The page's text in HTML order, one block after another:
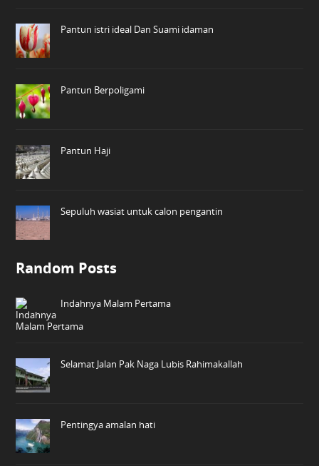
Pantun istri ideal Dan Suami idaman
Pantun Berpoligami
Pantun Haji
Sepuluh wasiat untuk calon pengantin
Random Posts
Indahnya Malam Pertama
Selamat Jalan Pak Naga Lubis Rahimakallah
Pentingya amalan hati